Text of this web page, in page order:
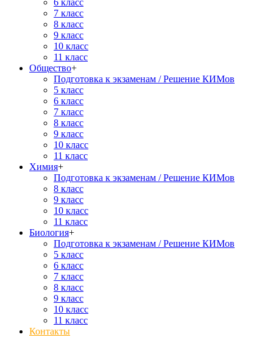
6 класс
7 класс
8 класс
9 класс
10 класс
11 класс
Общество+
Подготовка к экзаменам / Решение КИМов
5 класс
6 класс
7 класс
8 класс
9 класс
10 класс
11 класс
Химия+
Подготовка к экзаменам / Решение КИМов
8 класс
9 класс
10 класс
11 класс
Биология+
Подготовка к экзаменам / Решение КИМов
5 класс
6 класс
7 класс
8 класс
9 класс
10 класс
11 класс
Контакты